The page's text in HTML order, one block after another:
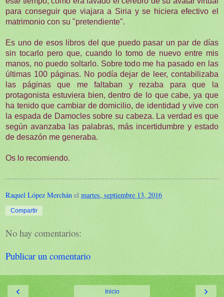
para conseguir que viajara a Siria y se hiciera efectivo el
matrimonio con su "pretendiente".
Es uno de esos libros del que puedo pasar un par de días
sin tocarlo pero que, cuando lo tomo de nuevo entre mis
manos, no puedo soltarlo. Sobre todo me ha pasado en las
últimas 100 páginas. No podía dejar de leer, contabilizaba
las páginas que me faltaban y rezaba para que la
protagonista estuviera bien, dentro de lo que cabe, ya que
ha tenido que cambiar de domicilio, de identidad y vive con
la espada de Damocles sobre su cabeza. La verdad es que
según avanzaba las palabras, más incertidumbre y estado
de desazón me generaba.
Os lo recomiendo.
Raquel López Merchán el martes, septiembre 13, 2016
Compartir
No hay comentarios:
Publicar un comentario
‹ ›
Inicio